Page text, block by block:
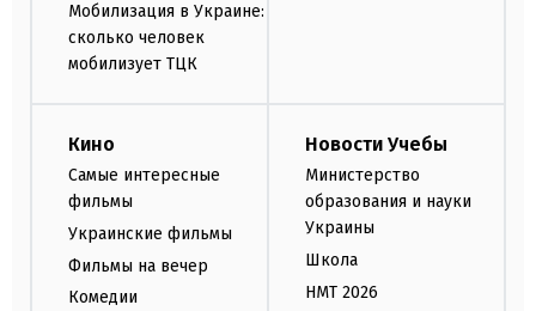
Мобилизация в Украине:
сколько человек
мобилизует ТЦК
Кино
Самые интересные
фильмы
Украинские фильмы
Фильмы на вечер
Комедии
Новости Учебы
Министерство
образования и науки
Украины
Школа
НМТ 2026